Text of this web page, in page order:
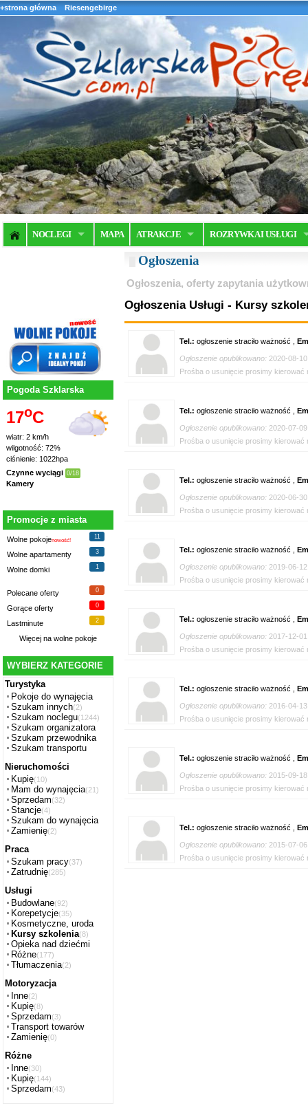
+strona główna Riesengebirge
NOCLEGI MAPA ATRAKCJE ROZRYWKA I USŁUGI
Pogoda Szklarska
17oC
wiatr: 2 km/h
wilgotność: 72%
ciśnienie: 1022hpa
Czynne wyciągi 0/18
Kamery
Promocje z miasta
Wolne pokojenowość!
11
Wolne apartamenty 3
Wolne domki 1
Polecane oferty 0
Gorące oferty 0
Lastminute 2
Więcej na wolne pokoje
WYBIERZ KATEGORIE
Turystyka
Pokoje do wynajęcia
Szukam innych(2)
Szukam noclegu(1244)
Szukam organizatora
Szukam przewodnika
Szukam transportu
Nieruchomości
Kupię(10)
Mam do wynajęcia(21)
Sprzedam(32)
Stancje(4)
Szukam do wynajęcia
Zamienię(2)
Praca
Szukam pracy(37)
Zatrudnię(285)
Usługi
Budowlane(92)
Korepetycje(35)
Kosmetyczne, uroda
Kursy szkolenia(8)
Opieka nad dziećmi
Różne(177)
Tłumaczenia(2)
Motoryzacja
Inne(2)
Kupię(8)
Sprzedam(3)
Transport towarów
Zamienię(0)
Różne
Inne(30)
Kupię(144)
Sprzedam(43)
Ogłoszenia
Ogłoszenia, oferty zapytania
Ogłoszenia Usługi - Kursy
Tel.: ogłoszenie straciło ważność ,
Ogłoszenie opublikowano: 2020-08-
Prośba o usunięcie prosimy kierować
Tel.: ogłoszenie straciło ważność ,
Ogłoszenie opublikowano: 2020-07-
Prośba o usunięcie prosimy kierować
Tel.: ogłoszenie straciło ważność ,
Ogłoszenie opublikowano: 2020-06-
Prośba o usunięcie prosimy kierować
Tel.: ogłoszenie straciło ważność ,
Ogłoszenie opublikowano: 2019-06-
Prośba o usunięcie prosimy kierować
Tel.: ogłoszenie straciło ważność ,
Ogłoszenie opublikowano: 2017-12-
Prośba o usunięcie prosimy kierować
Tel.: ogłoszenie straciło ważność ,
Ogłoszenie opublikowano: 2016-04-
Prośba o usunięcie prosimy kierować
Tel.: ogłoszenie straciło ważność ,
Ogłoszenie opublikowano: 2015-09-
Prośba o usunięcie prosimy kierować
Tel.: ogłoszenie straciło ważność ,
Ogłoszenie opublikowano: 2015-07-
Prośba o usunięcie prosimy kierować